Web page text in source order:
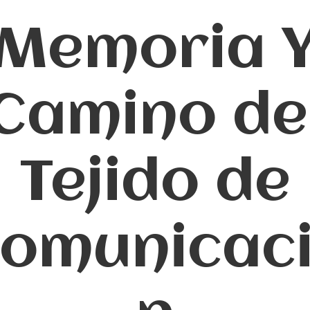
Tejido de